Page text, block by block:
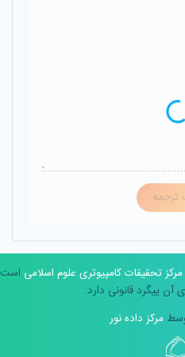
ترجمه
مرکز تحقیقات کامپیوتری علوم اسلامی است
آن پیگرد قانونی دارد.
مرکز داده نور